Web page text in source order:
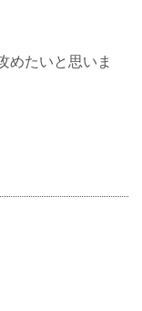
めたいと思いま